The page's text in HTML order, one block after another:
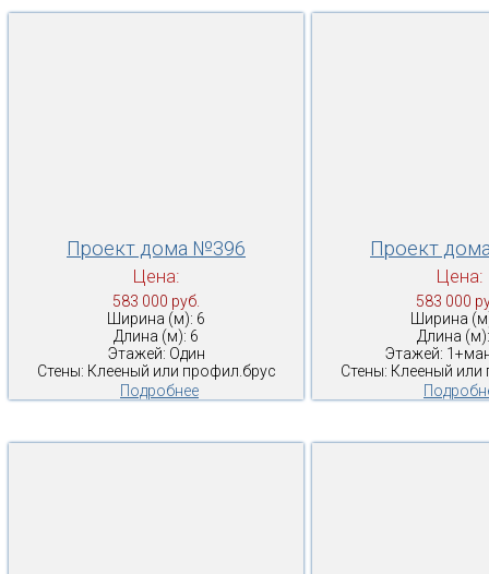
Проект дома №396
Цена:
583 000 руб.
Ширина (м): 6
Длина (м): 6
Этажей: Один
Стены: Клееный или профил.брус
Подробнее
Проект
Цена:
583 000
Ширина
Длина
Этажей:
Стены: Клееный или